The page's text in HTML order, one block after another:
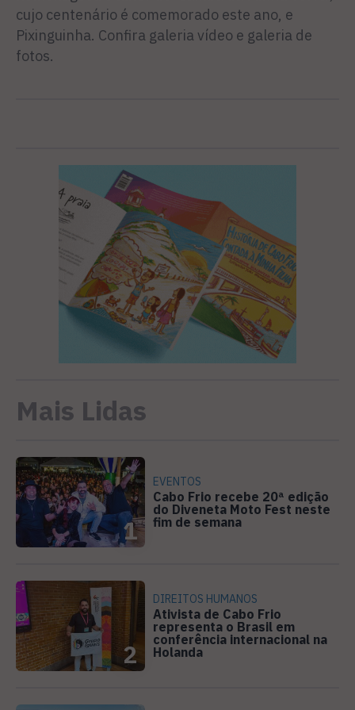
cujo centenário é comemorado este ano, e
Pixinguinha. Confira galeria vídeo e galeria de
fotos.
Mais Lidas
1
EVENTOS
Cabo Frio recebe 20ª edição
do Diveneta Moto Fest neste
fim de semana
2
DIREITOS HUMANOS
Ativista de Cabo Frio
representa o Brasil em
conferência internacional na
Holanda